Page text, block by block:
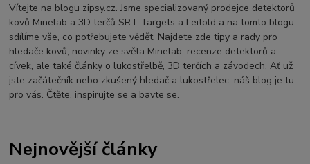
Jídlo na cesty
Mníšek u Liberece Karlovy Vary
Equinox 900
Soutěž o detektor
Severní Čechy
hledání pokladů
technologie Multi IQ
Vítejte na blogu zipsy.cz. Jsme specializovaný prodejce detektorů
kovů Minelab a 3D terčů SRT Targets a Leitold a na tomto blogu
sdílíme vše, co potřebujete vědět. Najdete zde tipy a rady pro
hledače kovů, novinky ze světa Minelab, recenze detektorů a
cívek, ale také články o lukostřelbě, 3D terčích a závodech. Ať už
jste začátečník nebo zkušený hledač a lukostřelec, náš blog je tu
pro vás. Čtěte, inspirujte se a bavte se.
Nejnovější články